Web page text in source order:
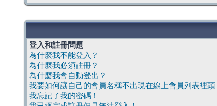
登入和註冊問題
為什麼我不能登入？
為什麼我必須註冊？
為什麼我會自動登出？
我要如何讓自己的會員名稱不出現在線上會員列表裡頭
我忘記了我的密碼！